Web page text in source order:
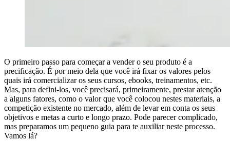
O primeiro passo para começar a vender o seu produto é a
precificação. É por meio dela que você irá fixar os valores pelos
quais irá comercializar os seus cursos, ebooks, treinamentos, etc.
Mas, para defini-los, você precisará, primeiramente, prestar atenção
a alguns fatores, como o valor que você colocou nestes materiais, a
competição existente no mercado, além de levar em conta os seus
objetivos e metas a curto e longo prazo. Pode parecer complicado,
mas preparamos um pequeno guia para te auxiliar neste processo.
Vamos lá?